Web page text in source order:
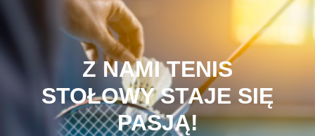
Z NAMI TENIS
STOŁOWY STAJE SIĘ
PASJĄ!